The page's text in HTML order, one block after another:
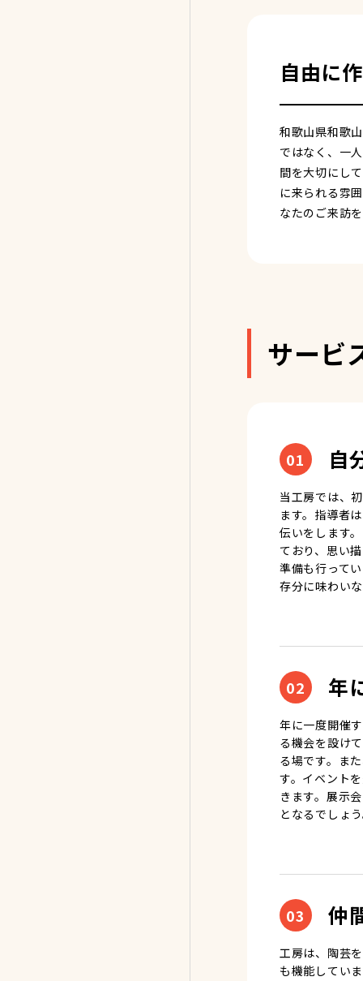
自由に
和歌山県和歌
ではなく、一
間を大切にし
に来られる雰
なたのご来訪
サービ
01 自
当工房では、
ます。指導者
伝いをします
ており、思い
準備も行って
存分に味わい
02 年
年に一度開催
る機会を設け
る場です。ま
す。イベント
きます。展示
となるでしょ
03 仲
工房は、陶芸
も機能してい